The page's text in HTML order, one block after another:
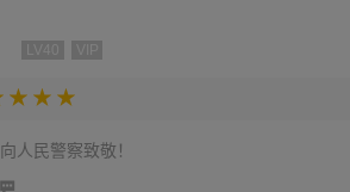
向人民警察致敬！